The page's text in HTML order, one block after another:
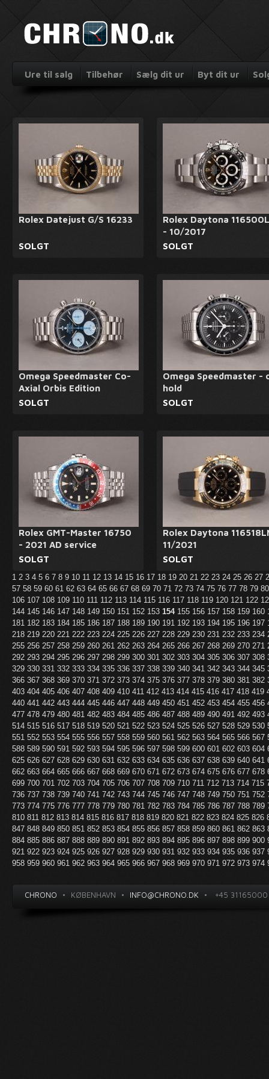
Ure til salg Tilbehør Sælg dit ur Byt dit ur
Rolex Datejust G/S 16233
SOLGT
Rolex Daytona
- 10/2017
SOLGT
Omega Speedmaster Co-
Axial Orbis Edition
SOLGT
Omega Speedmaster -
hold
SOLGT
Rolex GMT-Master 16750
- 2021 AD service
SOLGT
Rolex Daytona
11/2021
SOLGT
1 2 3 4 5 6 7 8 9 10 11 12 13 14 15 16 17 18 19 20 21 22 23 24 25 26 27
57 58 59 60 61 62 63 64 65 66 67 68 69 70 71 72 73 74 75 76 77 78 79
106 107 108 109 110 111 112 113 114 115 116 117 118 119 120 121 122
144 145 146 147 148 149 150 151 152 153 154 155 156 157 158 159 160
181 182 183 184 185 186 187 188 189 190 191 192 193 194 195 196 197
218 219 220 221 222 223 224 225 226 227 228 229 230 231 232 233 234
255 256 257 258 259 260 261 262 263 264 265 266 267 268 269 270 271
292 293 294 295 296 297 298 299 300 301 302 303 304 305 306 307 308
329 330 331 332 333 334 335 336 337 338 339 340 341 342 343 344 345
366 367 368 369 370 371 372 373 374 375 376 377 378 379 380 381 382
403 404 405 406 407 408 409 410 411 412 413 414 415 416 417 418 419
440 441 442 443 444 445 446 447 448 449 450 451 452 453 454 455 456
477 478 479 480 481 482 483 484 485 486 487 488 489 490 491 492 493
514 515 516 517 518 519 520 521 522 523 524 525 526 527 528 529 530
551 552 553 554 555 556 557 558 559 560 561 562 563 564 565 566 567
588 589 590 591 592 593 594 595 596 597 598 599 600 601 602 603 604
625 626 627 628 629 630 631 632 633 634 635 636 637 638 639 640 641
662 663 664 665 666 667 668 669 670 671 672 673 674 675 676 677 678
699 700 701 702 703 704 705 706 707 708 709 710 711 712 713 714 715
736 737 738 739 740 741 742 743 744 745 746 747 748 749 750 751 752
773 774 775 776 777 778 779 780 781 782 783 784 785 786 787 788 789
810 811 812 813 814 815 816 817 818 819 820 821 822 823 824 825 826
847 848 849 850 851 852 853 854 855 856 857 858 859 860 861 862 863
884 885 886 887 888 889 890 891 892 893 894 895 896 897 898 899 900
921 922 923 924 925 926 927 928 929 930 931 932 933 934 935 936 937
958 959 960 961 962 963 964 965 966 967 968 969 970 971 972 973 974
CHRONO • KØBENHAVN • INFO@CHRONO.DK • +45 31165000